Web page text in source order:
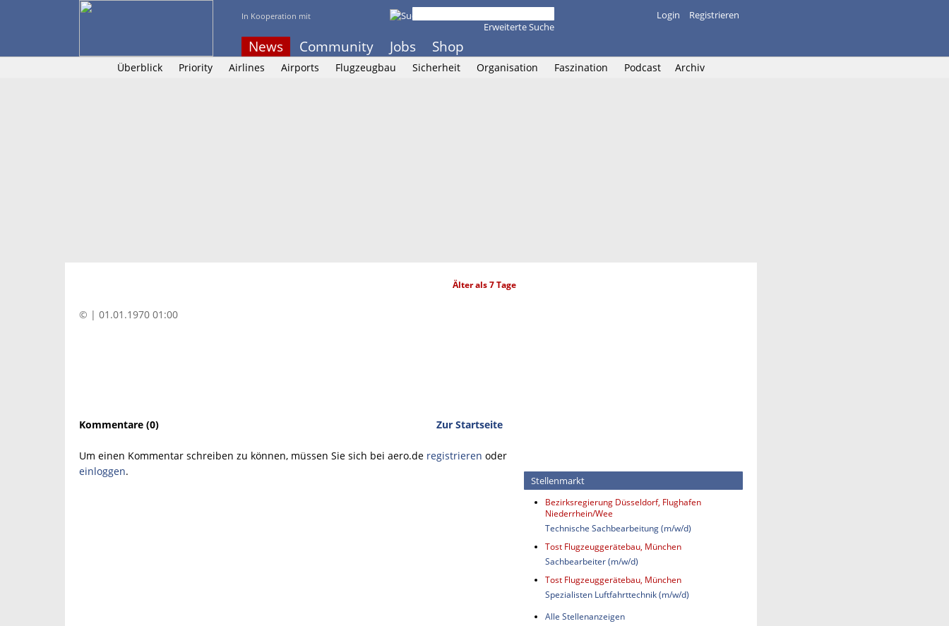
In Kooperation mit
News Community Jobs Shop
Erweiterte Suche
Login Registrieren
Überblick Priority Airlines Airports Flugzeugbau Sicherheit Organisation Faszination Podcast Archiv
Älter als 7 Tage
© | 01.01.1970 01:00
Kommentare (0) Zur Startseite
Um einen Kommentar schreiben zu können, müssen Sie sich bei aero.de registrieren oder
einloggen.
Stellenmarkt
Bezirksregierung Düsseldorf, Flughafen
Niederrhein/Wee
Technische Sachbearbeitung (m/w/d)
Tost Flugzeuggerätebau, München
Sachbearbeiter (m/w/d)
Tost Flugzeuggerätebau, München
Spezialisten Luftfahrttechnik (m/w/d)
Alle Stellenanzeigen